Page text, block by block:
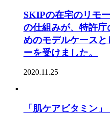
SKIPの在宅のリモ
の仕組みが、特許
めのモデルケース
ーを受けました。
2020.11.25
「肌ケアビタミン